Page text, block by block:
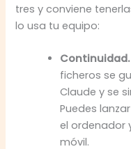
tres y conviene
lo usa tu equipo:
Continuidad.
ficheros se
Claude y se
Puedes
el ordenador
móvil.